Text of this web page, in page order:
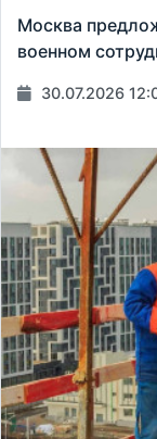
Москва
военном
30.07.2026